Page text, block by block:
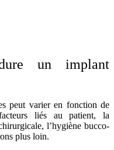
un implant
peut varier en fonction de
liés au patient, la
l’hygiène bucco-
plus loin.